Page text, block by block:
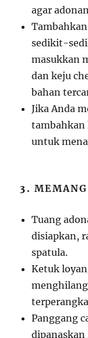
agar
sedikit-
masukkan
dan keju
bahan
Jika Anda
tambahkan
untuk
3.
Tuang
disiapkan,
spatula.
Ketuk
Panggang